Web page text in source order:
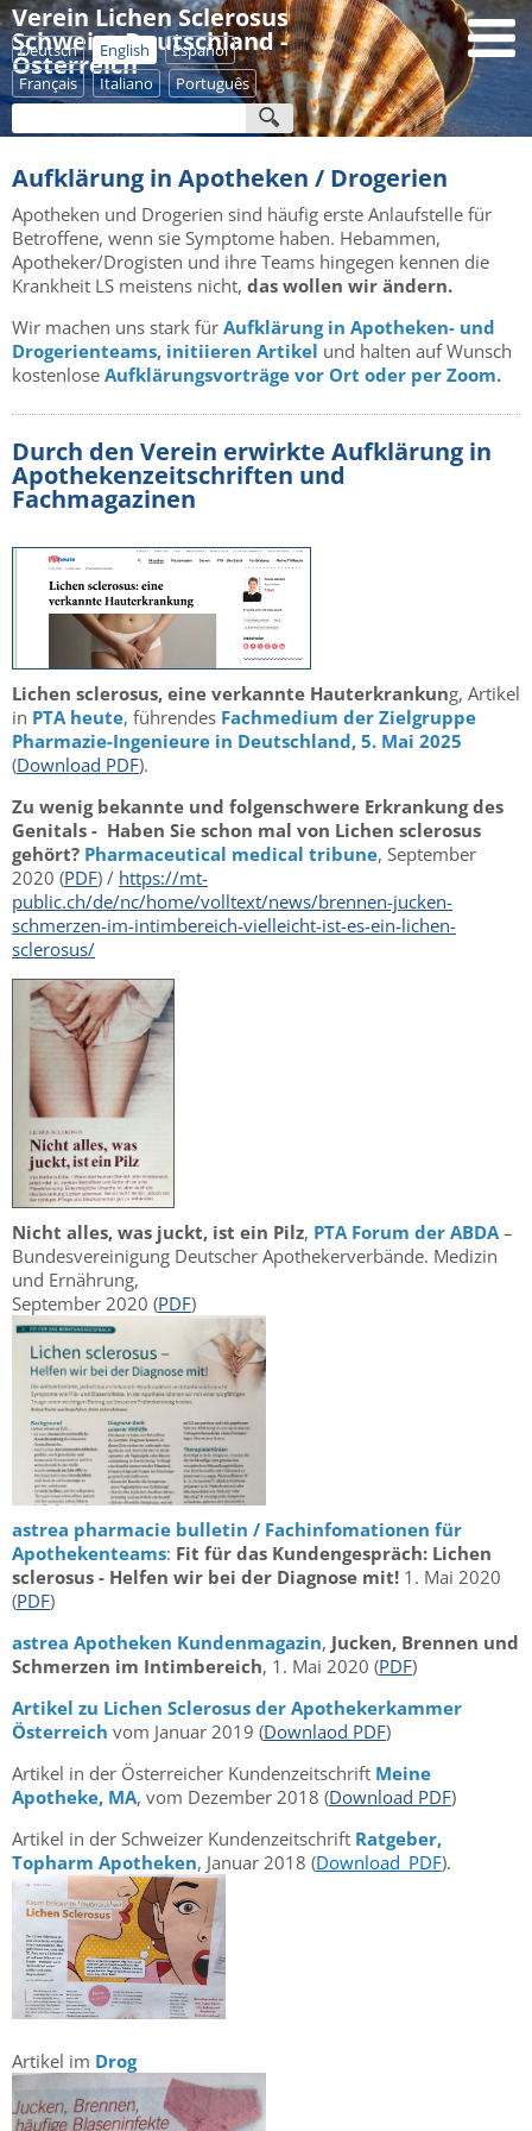
Verein Lichen Sclerosus
Schweiz - Deutschland -
Österreich
Deutsch English
Español
Français
Italiano Português
Aufklärung in Apotheken / Drogerien
Apotheken und Drogerien sind häufig erste Anlaufstelle für
Betroffene, wenn sie Symptome haben. Hebammen,
Apotheker/Drogisten und ihre Teams hingegen kennen die
Krankheit LS meistens nicht, das wollen wir ändern.
Wir machen uns stark für Aufklärung in Apotheken- und
Drogerienteams, initiieren Artikel und halten auf Wunsch
kostenlose Aufklärungsvorträge vor Ort oder per Zoom.
Durch den Verein erwirkte Aufklärung in
Apothekenzeitschriften und
Fachmagazinen
Lichen sclerosus, eine verkannte Hauterkrankung, Artikel
in PTA heute, führendes Fachmedium der Zielgruppe
Pharmazie-Ingenieure in Deutschland, 5. Mai 2025
(Download PDF).
Zu wenig bekannte und folgenschwere Erkrankung des
Genitals - Haben Sie schon mal von Lichen sclerosus
gehört? Pharmaceutical medical tribune, September
2020 (PDF) / https://mt-
public.ch/de/nc/home/volltext/news/brennen-jucken-
schmerzen-im-intimbereich-vielleicht-ist-es-ein-lichen-
sclerosus/
Nicht alles, was juckt, ist ein Pilz, PTA Forum der ABDA –
Bundesvereinigung Deutscher Apothekerverbände. Medizin
und Ernährung,
September 2020 (PDF)
astrea pharmacie bulletin / Fachinfomationen für
Apothekenteams: Fit für das Kundengespräch: Lichen
sclerosus - Helfen wir bei der Diagnose mit! 1. Mai 2020
(PDF)
astrea Apotheken Kundenmagazin, Jucken, Brennen und
Schmerzen im Intimbereich, 1. Mai 2020 (PDF)
Artikel zu Lichen Sclerosus der Apothekerkammer
Österreich vom Januar 2019 (Downlaod PDF)
Artikel in der Österreicher Kundenzeitschrift Meine
Apotheke, MA, vom Dezember 2018 (Download PDF)
Artikel in der Schweizer Kundenzeitschrift Ratgeber,
Topharm Apotheken, Januar 2018 (Download_PDF).
Artikel im Drog